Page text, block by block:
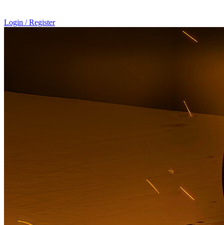
Login / Register